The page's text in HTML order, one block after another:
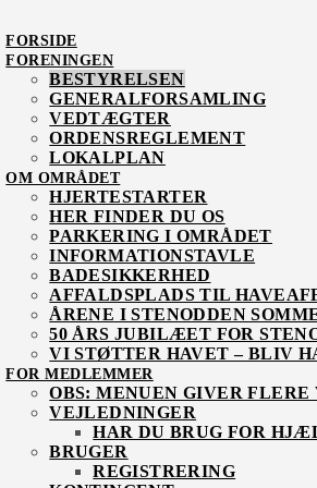
FORSIDE
FORENINGEN
BESTYRELSEN
GENERALFORSAMLING
VEDTÆGTER
ORDENSREGLEMENT
LOKALPLAN
OM OMRÅDET
HJERTESTARTER
HER FINDER DU OS
PARKERING I OMRÅDET
INFORMATIONSTAVLE
BADESIKKERHED
AFFALDSPLADS TIL
ÅRENE I STENODDEN
50 ÅRS JUBILÆET FOR
VI STØTTER HAVET – BLIV
FOR MEDLEMMER
OBS: MENUEN GIVER
VEJLEDNINGER
HAR DU BRUG FOR
BRUGER
REGISTRERING